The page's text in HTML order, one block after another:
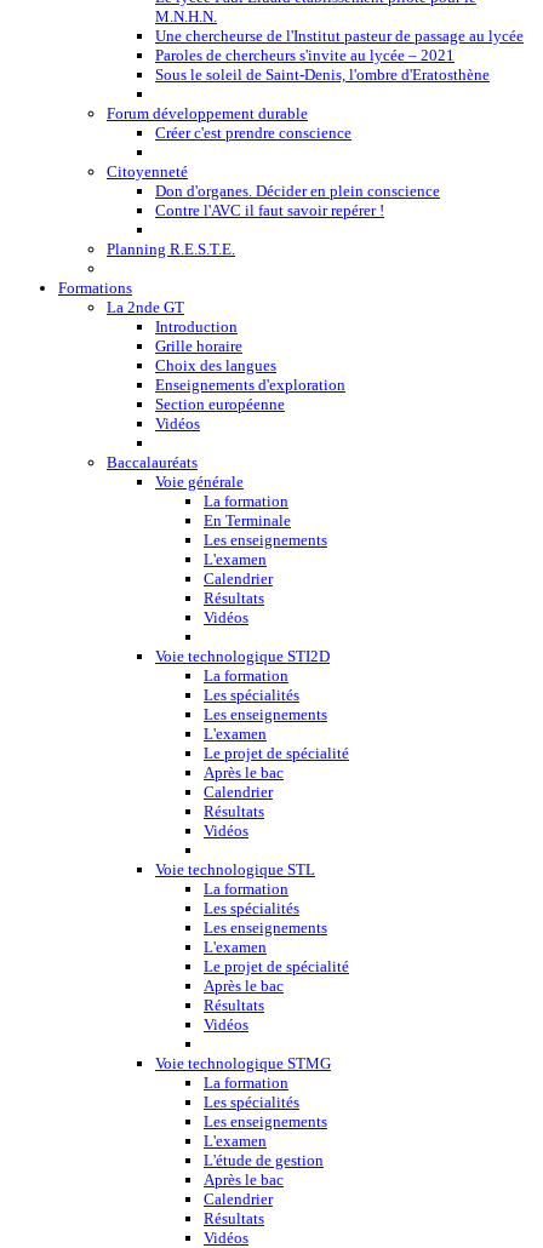
M.N.H.N.
Une chercheurse de l'Institut pasteur de passage au lycée
Paroles de chercheurs s'invite au lycée – 2021
Sous le soleil de Saint-Denis, l'ombre d'Eratosthène
Forum développement durable
Créer c'est prendre conscience
Citoyenneté
Don d'organes. Décider en plein conscience
Contre l'AVC il faut savoir repérer !
Planning R.E.S.T.E.
Formations
La 2nde GT
Introduction
Grille horaire
Choix des langues
Enseignements d'exploration
Section européenne
Vidéos
Baccalauréats
Voie générale
La formation
En Terminale
Les enseignements
L'examen
Calendrier
Résultats
Vidéos
Voie technologique STI2D
La formation
Les spécialités
Les enseignements
L'examen
Le projet de spécialité
Après le bac
Calendrier
Résultats
Vidéos
Voie technologique STL
La formation
Les spécialités
Les enseignements
L'examen
Le projet de spécialité
Après le bac
Résultats
Vidéos
Voie technologique STMG
La formation
Les spécialités
Les enseignements
L'examen
L'étude de gestion
Après le bac
Calendrier
Résultats
Vidéos